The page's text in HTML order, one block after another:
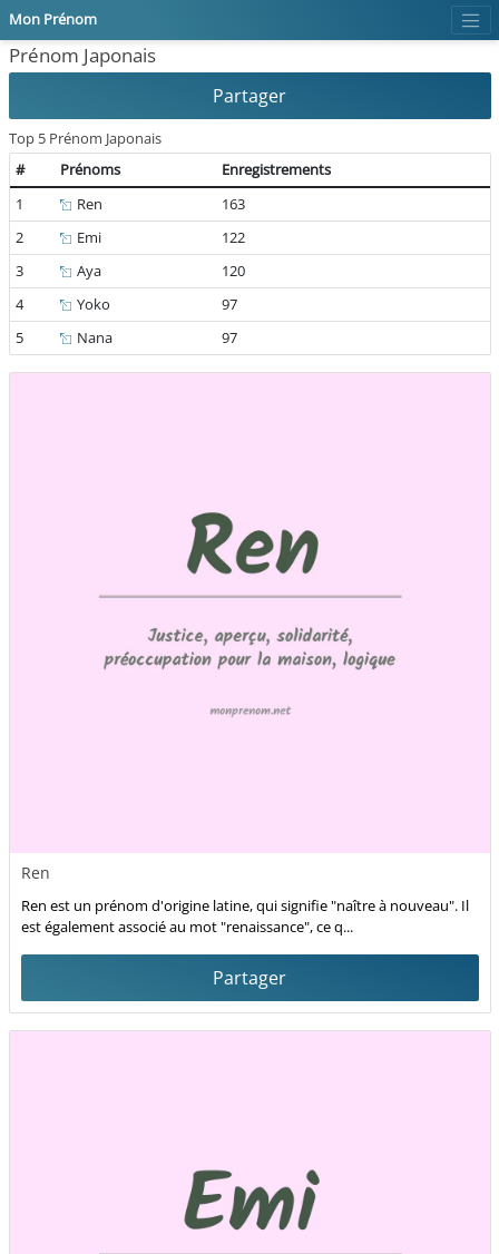
Mon Prénom
Prénom Japonais
Partager
Ren
Ren est un prénom d'origine latine, qui signifie "naître à nouveau". Il
est également associé au mot "renaissance", ce q...
Partager
Top 5 Prénom Japonais
# Prénoms
Enregistrements
1
Ren
163
2
Emi
122
3
Aya
120
4
Yoko
97
5
Nana 97